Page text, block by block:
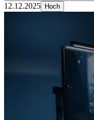
12.12.2025 Hoch